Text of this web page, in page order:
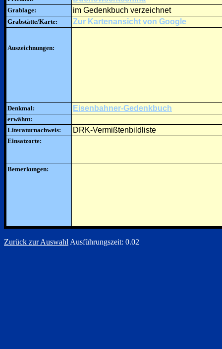
Grablage: im Gedenkbuch verzeichnet
Grabstätte/Karte: Zur Kartenansicht von Google
Auszeichnungen:
Denkmal: Eisenbahner-Gedenkbuch
erwähnt:
Literaturnachweis:
DRK-Vermißtenbildliste
Einsatzorte:
Bemerkungen:
Zurück zur Auswahl Ausführungszeit: 0.02